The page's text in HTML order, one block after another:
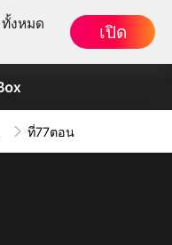
งหมด
เปิด
ที่77ตอน